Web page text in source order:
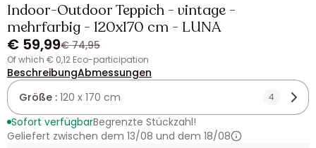
Indoor-Outdoor Teppich - vintage -
mehrfarbig - 120x170 cm - LUNA
€ 59,99€ 74,95
of which € 0,12 Eco-participation
BeschreibungAbmessungen
Größe : 120 x 170 cm 4
Sofort verfügbarBegrenzte Stückzahl!
Geliefert zwischen dem 13/08 und dem 18/08